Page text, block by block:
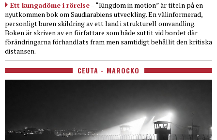
Ett kungadöme i rörelse– “Kingdom in motion” är titeln på en
nyutkommen bok om Saudiarabiens utveckling. En välinformerad,
personligt buren skildring av ett land i strukturell omvandling.
Boken är skriven av en författare som både suttit vid bordet där
förändringarna förhandlats fram men samtidigt behållit den kritiska
distansen.
CEUTA - MAROCKO